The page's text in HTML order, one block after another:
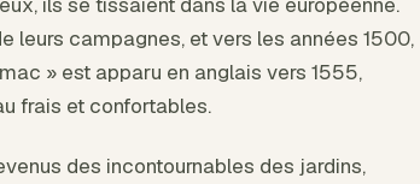
leurs campagnes, et vers les années 1500,
» est apparu en anglais vers 1555,
frais et confortables.
des incontournables des jardins,